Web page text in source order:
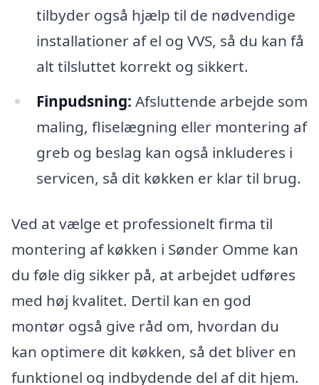
tilbyder også hjælp til de nødvendige
installationer af el og VVS, så du kan få
alt tilsluttet korrekt og sikkert.
Finpudsning: Afsluttende arbejde som
maling, fliselægning eller montering af
greb og beslag kan også inkluderes i
servicen, så dit køkken er klar til brug.
Ved at vælge et professionelt firma til
montering af køkken i Sønder Omme kan
du føle dig sikker på, at arbejdet udføres
med høj kvalitet. Dertil kan en god
montør også give råd om, hvordan du
kan optimere dit køkken, så det bliver en
funktionel og indbydende del af dit hjem.